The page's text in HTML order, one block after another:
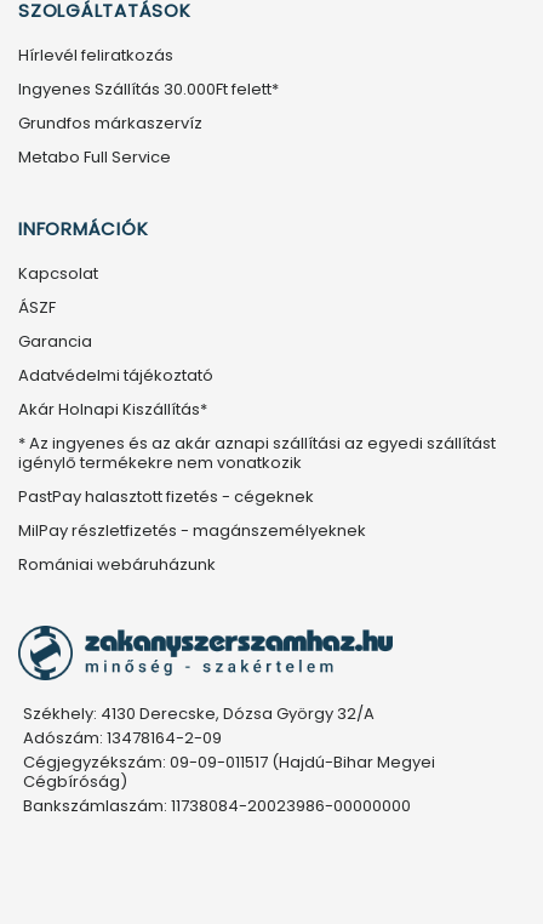
SZOLGÁLTATÁSOK
Hírlevél feliratkozás
Ingyenes Szállítás 30.000Ft felett*
Grundfos márkaszervíz
Metabo Full Service
INFORMÁCIÓK
Kapcsolat
ÁSZF
Garancia
Adatvédelmi tájékoztató
Akár Holnapi Kiszállítás*
* Az ingyenes és az akár aznapi szállítási az egyedi szállítást
igénylő termékekre nem vonatkozik
PastPay halasztott fizetés - cégeknek
MilPay részletfizetés - magánszemélyeknek
Romániai webáruházunk
Székhely: 4130 Derecske, Dózsa György 32/A
Adószám: 13478164-2-09
Cégjegyzékszám: 09-09-011517 (Hajdú-Bihar Megyei
Cégbíróság)
Bankszámlaszám: 11738084-20023986-00000000